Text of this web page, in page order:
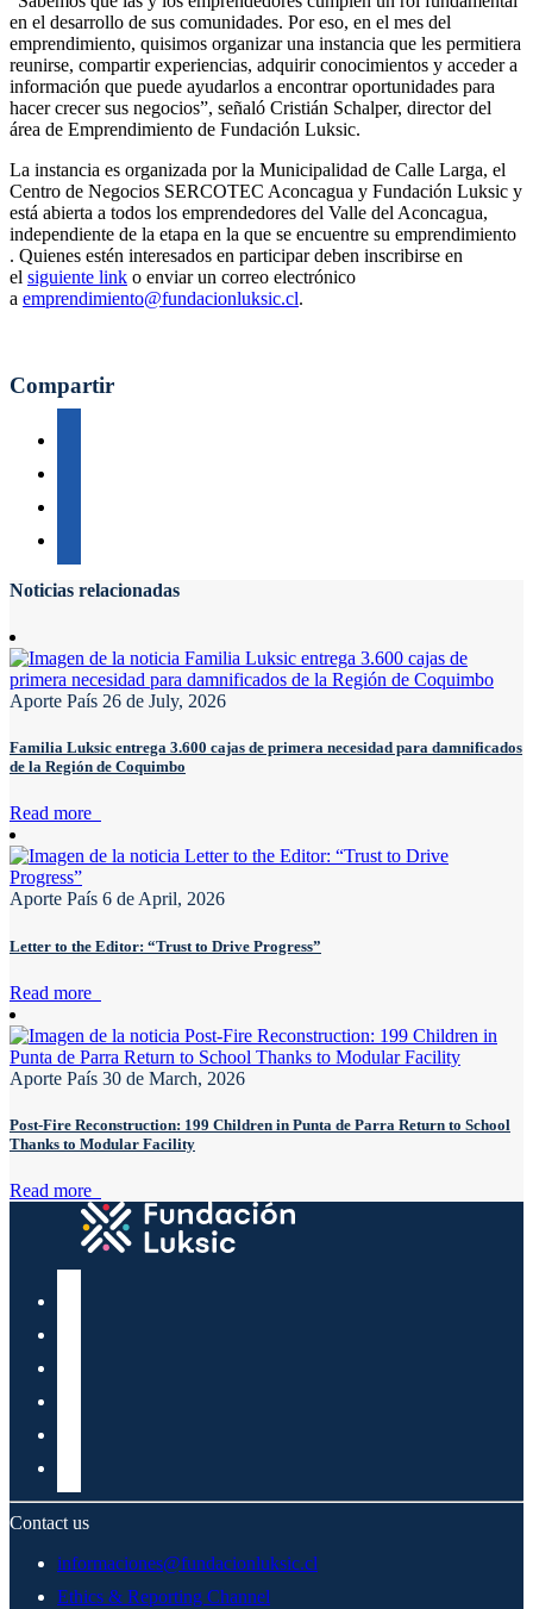
en el desarrollo de sus comunidades. Por eso, en el mes del
emprendimiento, quisimos organizar una instancia que les permitiera
reunirse, compartir experiencias, adquirir conocimientos y acceder a
información que puede ayudarlos a encontrar oportunidades para
hacer crecer sus negocios”, señaló Cristián Schalper, director del
área de Emprendimiento de Fundación Luksic.
La instancia es organizada por la Municipalidad de Calle Larga, el
Centro de Negocios SERCOTEC Aconcagua y Fundación Luksic y
está abierta a todos los emprendedores del Valle del Aconcagua,
independiente de la etapa en la que se encuentre su emprendimiento
. Quienes estén interesados en participar deben inscribirse en
el siguiente link o enviar un correo electrónico
a emprendimiento@fundacionluksic.cl.
Compartir
Noticias relacionadas
Aporte País 26 de July, 2026
Familia Luksic entrega 3.600 cajas de primera necesidad para damnificados
de la Región de Coquimbo
Read more
Aporte País 6 de April, 2026
Letter to the Editor: “Trust to Drive Progress”
Read more
Aporte País 30 de March, 2026
Post-Fire Reconstruction: 199 Children in Punta de Parra Return to School
Thanks to Modular Facility
Read more
Contact us
informaciones@fundacionluksic.cl
Ethics & Reporting Channel